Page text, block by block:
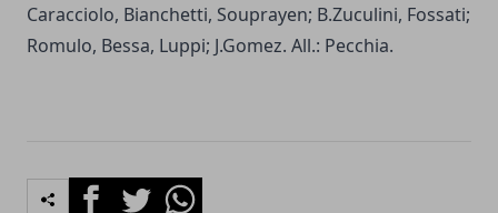
Caracciolo, Bianchetti, Souprayen; B.Zuculini, Fossati;
Romulo, Bessa, Luppi; J.Gomez. All.: Pecchia.
FacebookTwitterWhatsapp